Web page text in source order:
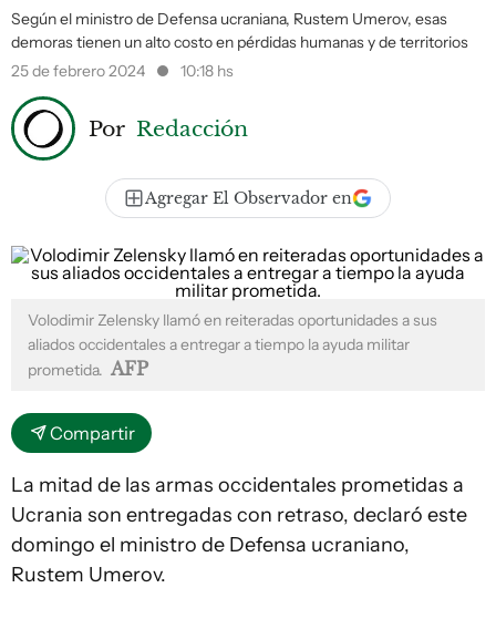
Según el ministro de Defensa ucraniana, Rustem Umerov, esas
demoras tienen un alto costo en pérdidas humanas y de territorios
25 de febrero 2024
10:18 hs
Por Redacción
Agregar El Observador en
Volodimir Zelensky llamó en reiteradas oportunidades a sus
aliados occidentales a entregar a tiempo la ayuda militar
prometida. AFP
Compartir
La mitad de las armas occidentales prometidas a
Ucrania son entregadas con retraso, declaró este
domingo el ministro de Defensa ucraniano,
Rustem Umerov.